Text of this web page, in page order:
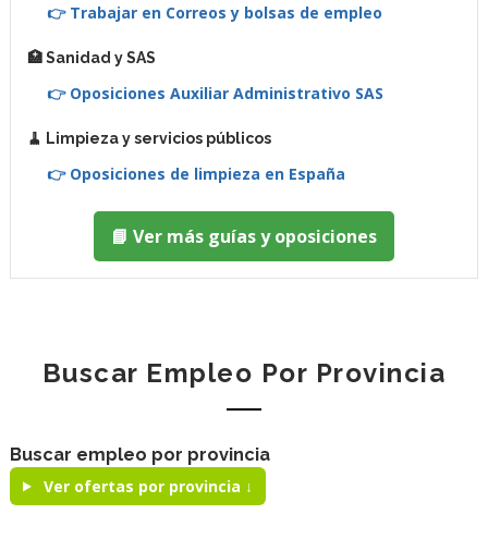
👉 Trabajar en Correos y bolsas de empleo
🏥 Sanidad y SAS
👉 Oposiciones Auxiliar Administrativo SAS
🧹 Limpieza y servicios públicos
👉 Oposiciones de limpieza en España
📘 Ver más guías y oposiciones
Buscar Empleo Por Provincia
Buscar empleo por provincia
Ver ofertas por provincia ↓